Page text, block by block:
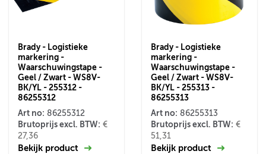
Brady - Logistieke
markering -
Waarschuwingstape -
Geel / Zwart - WS8V-
BK/YL - 255312 -
86255312
Art no: 86255312
Brutoprijs excl. BTW: €
27,36
Bekijk product
Brady - Logistieke
markering -
Waarschuwingstape -
Geel / Zwart - WS8V-
BK/YL - 255313 -
86255313
Art no: 86255313
Brutoprijs excl. BTW: €
51,31
Bekijk product